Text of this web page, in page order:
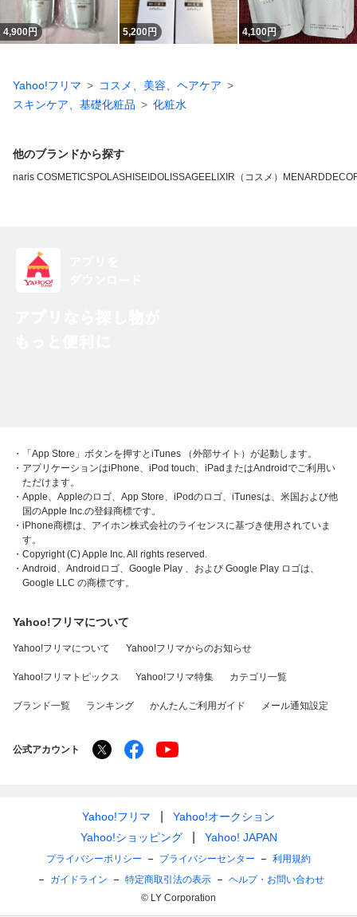
4,900円 5,200円 4,100円
Yahoo!フリマ
コスメ、美容、ヘアケア
スキンケア、基礎化粧品
化粧水
他のブランドから探す
naris COSMETICSPOLASHISEIDOLISSAGEELIXIR（コスメ） MENARD
・「App Store」ボタンを押すとiTunes （外部サイト）が起動します。
・アプリケーションはiPhone、iPod touch、iPadまたはAndroidでご利用い
ただけます。
・Apple、Appleのロゴ、App Store、iPodのロゴ、iTunesは、米国および他
国のApple Inc.の登録商標です。
・iPhone商標は、アイホン株式会社のライセンスに基づき使用されていま
す。
・Copyright (C) Apple Inc. All rights reserved.
・Android、Androidロゴ、Google Play 、および Google Play ロゴは、
Google LLC の商標です。
Yahoo!フリマについて
Yahoo!フリマについて Yahoo!フリマからのお知らせ
Yahoo!フリマトピックス Yahoo!フリマ特集 カテゴリ一覧
ブランド一覧 ランキング かんたんご利用ガイド メール通知設定
公式アカウント
Yahoo!フリマ
Yahoo!オークション
Yahoo!ショッピング
Yahoo! JAPAN
プライバシーポリシー プライバシーセンター
利用規約
ガイドライン
特定商取引法の表示
ヘルプ・お問い合わせ
© LY Corporation